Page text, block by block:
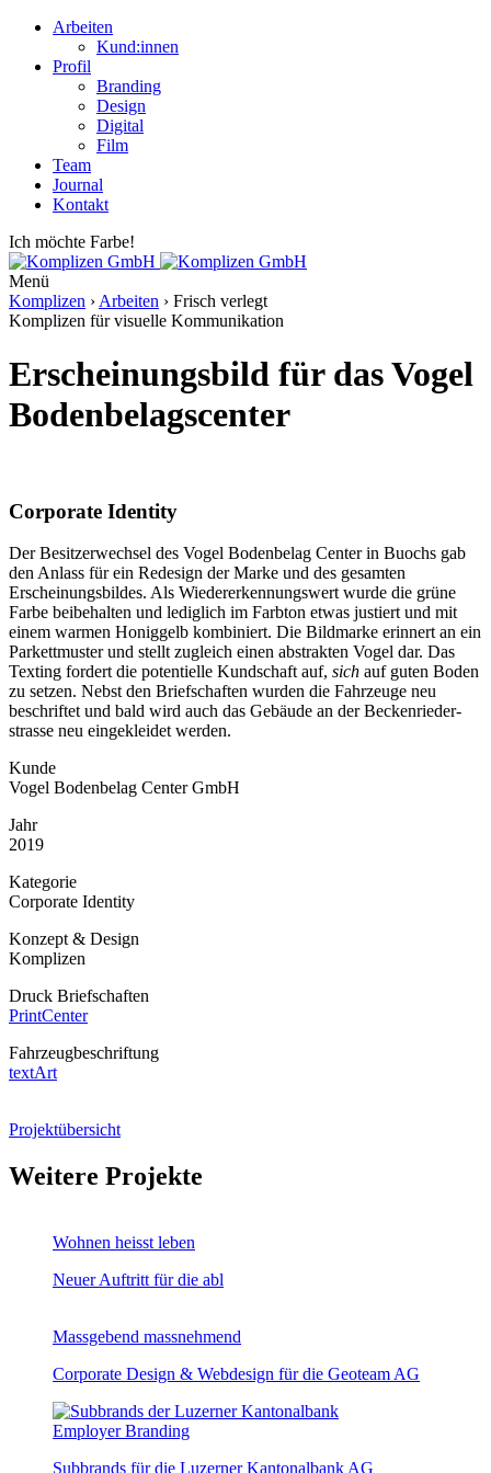
Arbeiten
Kund:innen
Profil
Branding
Design
Digital
Film
Team
Journal
Kontakt
Ich möchte Farbe!
Menü
Komplizen › Arbeiten › Frisch verlegt
Komplizen für visuelle Kommunikation
Erscheinungs­bild für das Vogel
Bodenbelags­center
Corporate Identity
Der Besitzer­wechsel des Vogel Bodenbelag Center in Buochs gab
den Anlass für ein Redesign der Marke und des gesamten
Erscheinungs­bildes. Als Wieder­erkennungs­wert wurde die grüne
Farbe beibe­halten und lediglich im Farbton etwas justiert und mit
einem warmen Honig­gelb kombiniert. Die Bildmarke erinnert an ein
Parkett­muster und stellt zugleich einen abstrakten Vogel dar. Das
Texting fordert die potentielle Kundschaft auf, sich auf guten Boden
zu setzen. Nebst den Brief­schaften wurden die Fahrzeuge neu
beschriftet und bald wird auch das Gebäude an der Beckenrieder­
strasse neu eingekleidet werden.
Kunde
Vogel Bodenbelag Center GmbH
Jahr
2019
Kategorie
Corporate Identity
Konzept & Design
Komplizen
Druck Briefschaften
PrintCenter
Fahrzeugbeschriftung
textArt
Projektübersicht
Weitere Projekte
Wohnen heisst leben
Neuer Auftritt für die abl
Massgebend massnehmend
Corporate Design & Webdesign für die Geoteam AG
Employer Branding
Subbrands für die Luzerner Kantonalbank AG